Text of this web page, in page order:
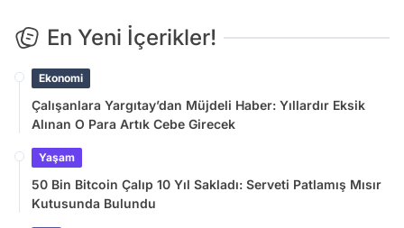
En Yeni İçerikler!
Ekonomi
Çalışanlara Yargıtay’dan Müjdeli Haber: Yıllardır Eksik
Alınan O Para Artık Cebe Girecek
Yaşam
50 Bin Bitcoin Çalıp 10 Yıl Sakladı: Serveti Patlamış Mısır
Kutusunda Bulundu